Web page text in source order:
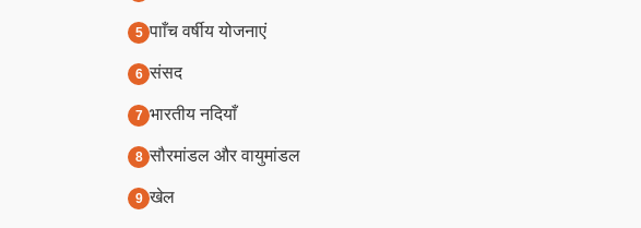
पााँच वर्षीय योजनाएं
संसद
भारतीय नदियाँ
सौरमांडल और वायुमांडल
खेल